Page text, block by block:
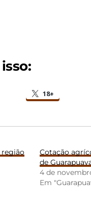
18+
região
Cotação
de
4 de
Em